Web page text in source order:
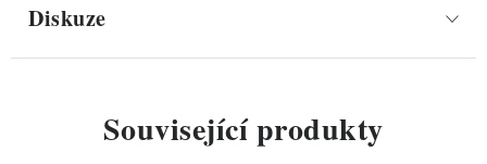
Diskuze
Související produkty